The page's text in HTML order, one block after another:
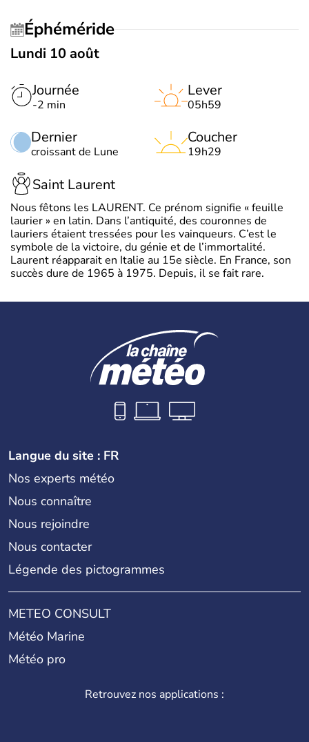
Éphéméride
Lundi 10 août
Journée
-2 min
Dernier
croissant de Lune
Lever
05h59
Coucher
19h29
Saint Laurent
Nous fêtons les LAURENT. Ce prénom signifie « feuille
laurier » en latin. Dans l’antiquité, des couronnes de
lauriers étaient tressées pour les vainqueurs. C’est le
symbole de la victoire, du génie et de l’immortalité.
Laurent réapparait en Italie au 15e siècle. En France, son
succès dure de 1965 à 1975. Depuis, il se fait rare.
Langue du site : FR
Nos experts météo
Nous connaître
Nous rejoindre
Nous contacter
Légende des pictogrammes
METEO CONSULT
Météo Marine
Météo pro
Retrouvez nos applications :